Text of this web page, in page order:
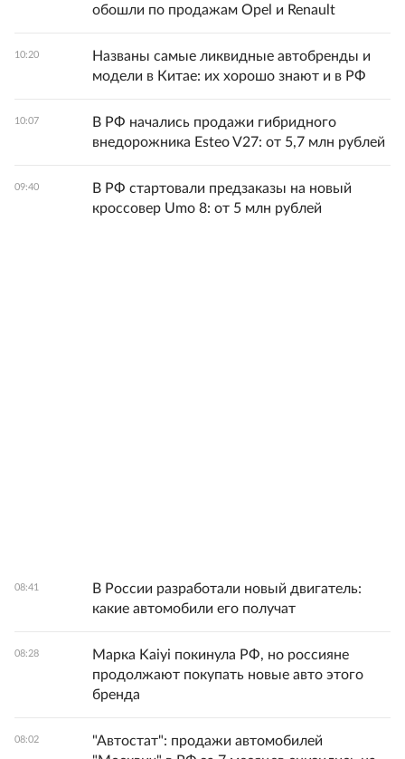
обошли по продажам Opel и Renault
10:20
Названы самые ликвидные автобренды и
модели в Китае: их хорошо знают и в РФ
10:07
В РФ начались продажи гибридного
внедорожника Esteo V27: от 5,7 млн рублей
09:40
В РФ стартовали предзаказы на новый
кроссовер Umo 8: от 5 млн рублей
08:41
В России разработали новый двигатель:
какие автомобили его получат
08:28
Марка Kaiyi покинула РФ, но россияне
продолжают покупать новые авто этого
бренда
08:02
"Автостат": продажи автомобилей